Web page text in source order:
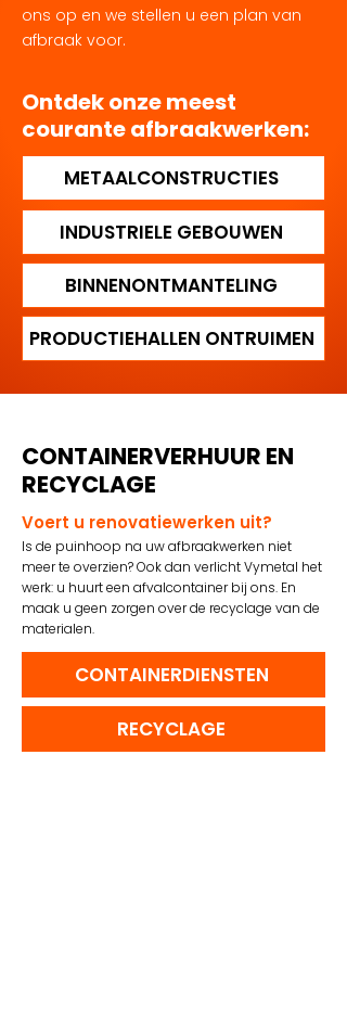
ons op en we stellen u een plan van
afbraak voor.
Ontdek onze meest
courante afbraakwerken:
METAALCONSTRUCTIES
INDUSTRIELE GEBOUWEN
BINNENONTMANTELING
PRODUCTIEHALLEN ONTRUIMEN
CONTAINERVERHUUR EN
RECYCLAGE
Voert u renovatiewerken uit?
Is de puinhoop na uw afbraakwerken niet
meer te overzien? Ook dan verlicht Vymetal het
werk: u huurt een afvalcontainer bij ons. En
maak u geen zorgen over de recyclage van de
materialen.
CONTAINERDIENSTEN
RECYCLAGE